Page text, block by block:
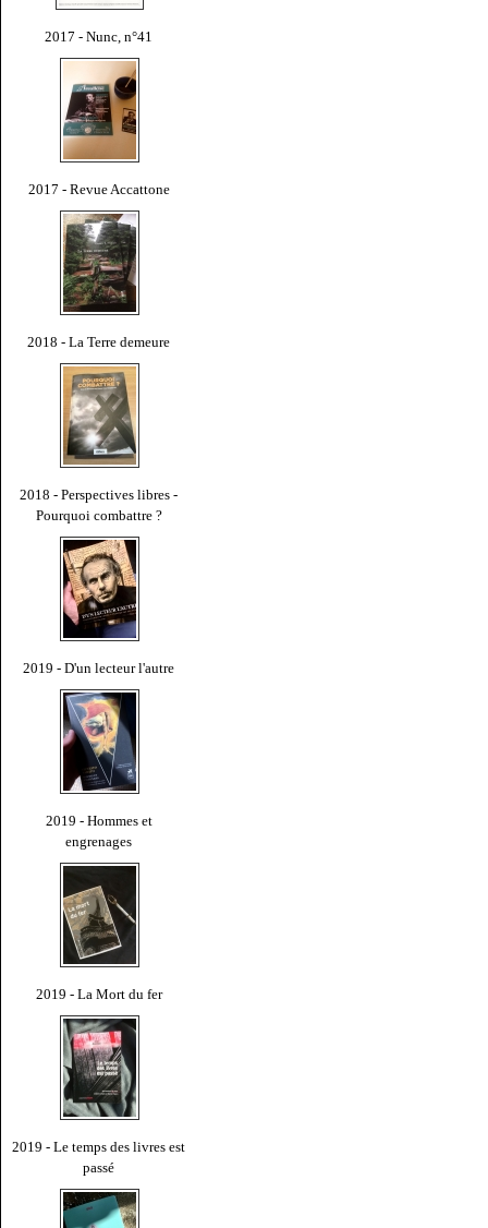
2017 - Nunc, n°41
2017 - Revue Accattone
2018 - La Terre demeure
2018 - Perspectives libres -
Pourquoi combattre ?
2019 - D'un lecteur l'autre
2019 - Hommes et
engrenages
2019 - La Mort du fer
2019 - Le temps des livres est
passé